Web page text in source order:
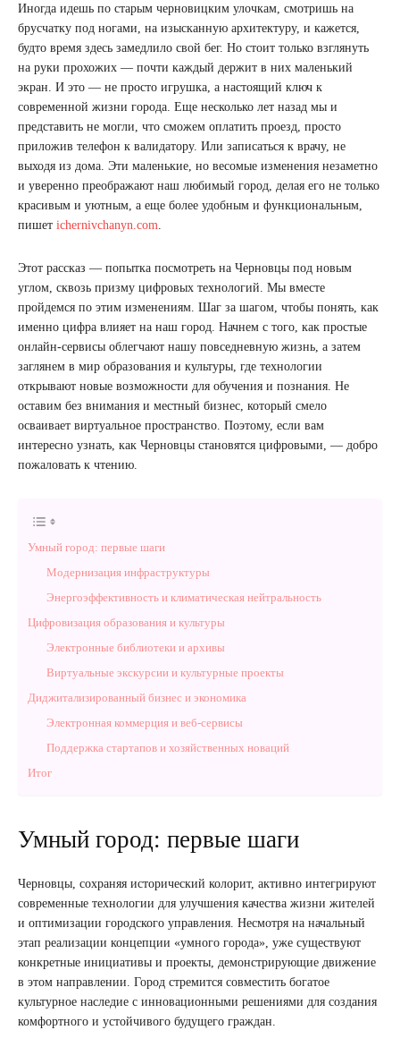
Иногда идешь по старым черновицким улочкам, смотришь на
брусчатку под ногами, на изысканную архитектуру, и кажется,
будто время здесь замедлило свой бег. Но стоит только взглянуть
на руки прохожих — почти каждый держит в них маленький
экран. И это — не просто игрушка, а настоящий ключ к
современной жизни города. Еще несколько лет назад мы и
представить не могли, что сможем оплатить проезд, просто
приложив телефон к валидатору. Или записаться к врачу, не
выходя из дома. Эти маленькие, но весомые изменения незаметно
и уверенно преображают наш любимый город, делая его не только
красивым и уютным, а еще более удобным и функциональным,
пишет ichernivchanyn.com
Этот рассказ — попытка посмотреть на Черновцы под новым
углом, сквозь призму цифровых технологий. Мы вместе
пройдемся по этим изменениям. Шаг за шагом, чтобы понять, как
именно цифра влияет на наш город. Начнем с того, как простые
онлайн-сервисы облегчают нашу повседневную жизнь, а затем
заглянем в мир образования и культуры, где технологии
открывают новые возможности для обучения и познания. Не
оставим без внимания и местный бизнес, который смело
осваивает виртуальное пространство. Поэтому, если вам
интересно узнать, как Черновцы становятся цифровыми, — добро
пожаловать к чтению.
Умный город: первые шаги
Модернизация инфраструктуры
Энергоэффективность и климатическая нейтральность
Цифровизация образования и культуры
Электронные библиотеки и архивы
Виртуальные экскурсии и культурные проекты
Диджитализированный бизнес и экономика
Электронная коммерция и веб-сервисы
Поддержка стартапов и хозяйственных новаций
Итог
Умный город: первые шаги
Черновцы, сохраняя исторический колорит, активно интегрируют
современные технологии для улучшения качества жизни жителей
и оптимизации городского управления. Несмотря на начальный
этап реализации концепции «умного города», уже существуют
конкретные инициативы и проекты, демонстрирующие движение
в этом направлении. Город стремится совместить богатое
культурное наследие с инновационными решениями для создания
комфортного и устойчивого будущего граждан.